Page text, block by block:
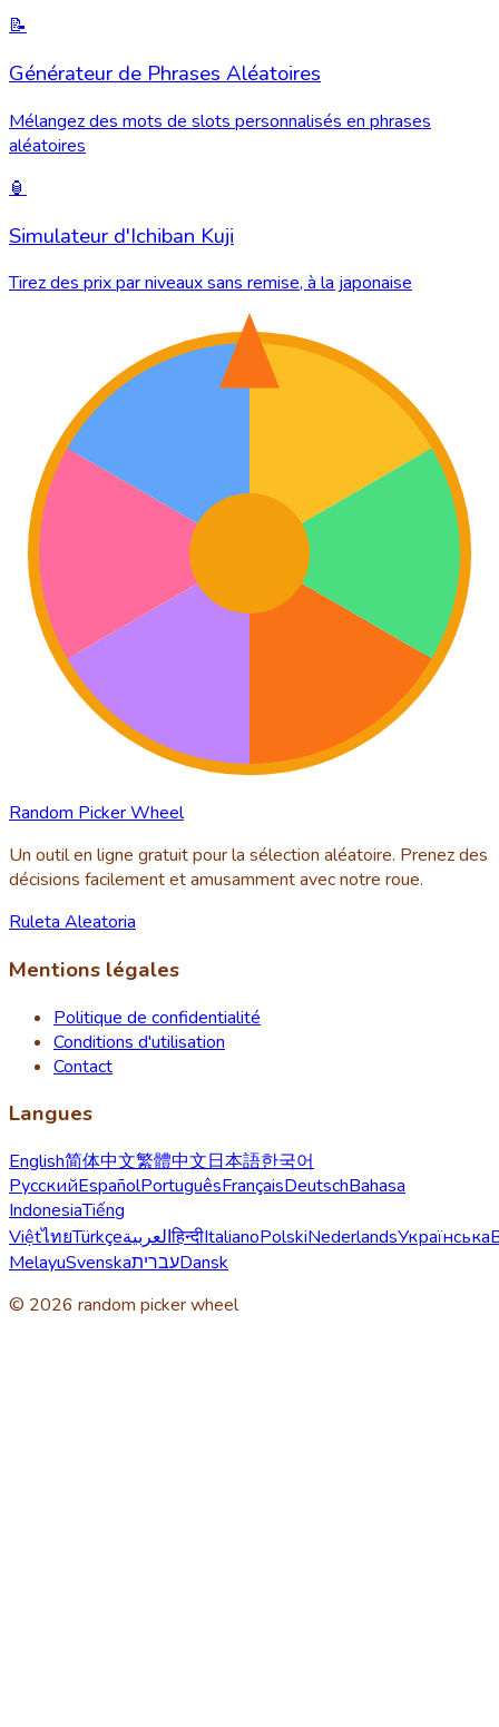
📝
Générateur de Phrases Aléatoires
Mélangez des mots de slots personnalisés en phrases
aléatoires
🏮
Simulateur d'Ichiban Kuji
Tirez des prix par niveaux sans remise, à la japonaise
Random Picker Wheel
Un outil en ligne gratuit pour la sélection aléatoire. Prenez des
décisions facilement et amusamment avec notre roue.
Ruleta Aleatoria
Mentions légales
Politique de confidentialité
Conditions d'utilisation
Contact
Langues
English简体中文繁體中文日本語한국어
РусскийEspañolPortuguêsFrançaisDeutschBahasa
IndonesiaTiếng
ViệtไทยTürkçeالعربيةहिन्दीItalianoPolskiNederlandsУкраїнська
MelayuSvenskaעבריתDansk
© 2026 random picker wheel